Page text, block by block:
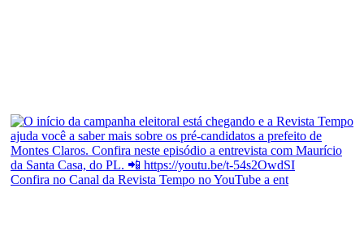
Confira no Canal da Revista Tempo no YouTube a ent